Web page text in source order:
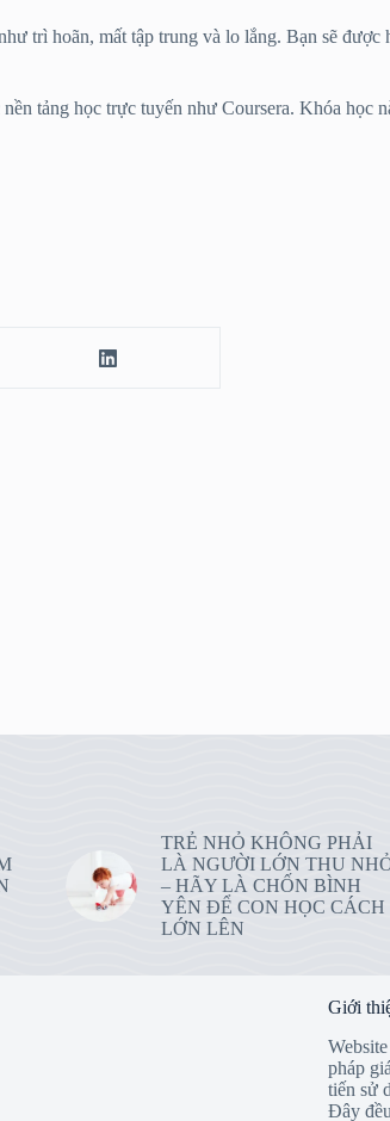
trì hoãn, mất tập trung và lo lắng. Bạn sẽ
tảng học trực tuyến như Coursera. Khóa học
TRẺ NHỎ KHÔNG PHẢI
LÀ NGƯỜI LỚN THU
– HÃY LÀ CHỐN BÌNH
YÊN ĐỂ CON HỌC CÁCH
LỚN LÊN
Giới
pháp
tiến sử
Đây